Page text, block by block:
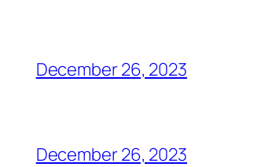
December 26, 2023
December 26, 2023